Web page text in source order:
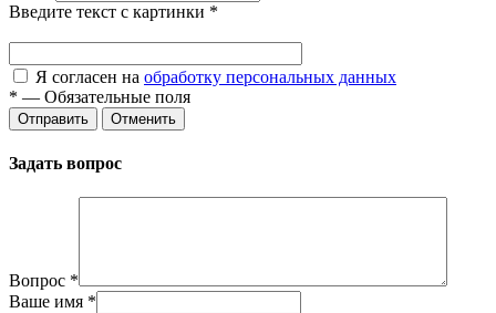
Введите текст с картинки *
Я согласен на обработку персональных данных
* — Обязательные поля
Отправить Отменить
Задать вопрос
Вопрос *
Ваше имя *